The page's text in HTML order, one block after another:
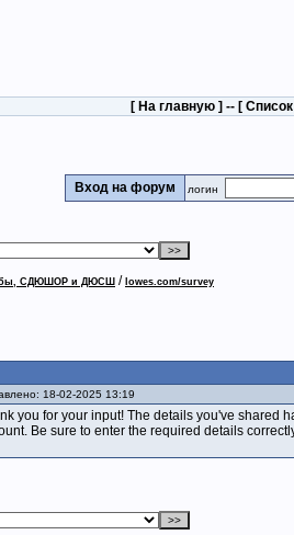
[ На главную ] -- [
Вход на форум логин
СДЮШОР и ДЮСШ / lowes.com/survey
18-02-2025 13:19
you for your input! The details you've shared
Be sure to enter the required details